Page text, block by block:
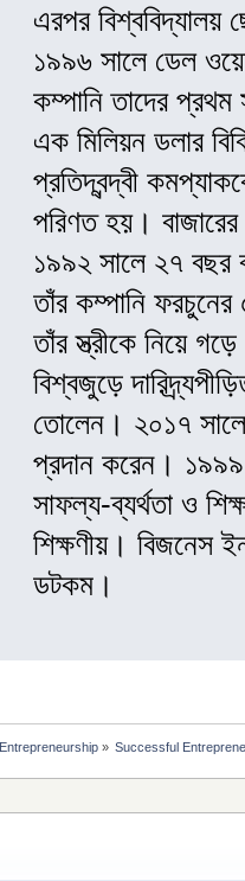
এরপর বিশ্ববিদ্যালয়
১৯৯৬ সালে ডেল
কম্পানি তাদের
এক মিলিয়ন ডলার
প্রতিদ্বন্দ্বী
পরিণত হয়।
১৯৯২ সালে ২৭ বছর
তাঁর কম্পানি
তাঁর স্ত্রীকে নিয়ে
বিশ্বজুড়ে
তোলেন। ২০১৭
প্রদান করেন।
সাফল্য-ব্যর্থতা ও
শিক্ষণীয়। বিজনেস
ডটকম।
Entrepreneurship» Successful